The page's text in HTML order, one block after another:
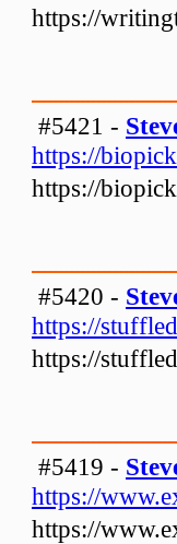
https://
#5421 -
https://
https://
#5420 -
https://
https://
#5419 -
https://
https://